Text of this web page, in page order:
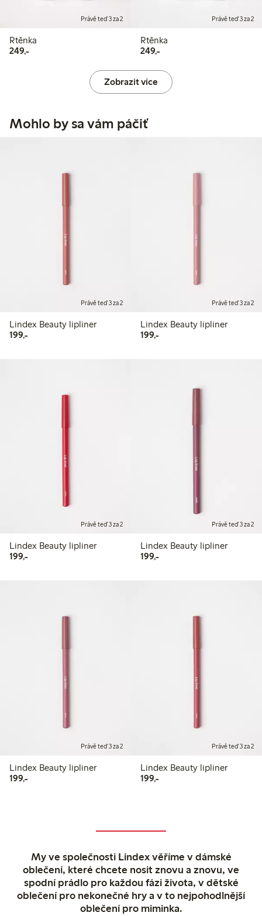
Právě teď 3 za 2
Rtěnka
249,-249,00 Kč
Právě teď 3 za 2
Rtěnka
249,-249,00 Kč
Zobrazit více
Mohlo by sa vám páčiť
Právě teď 3 za 2
Lindex Beauty lipliner
199,-199,00 Kč
Právě teď 3 za 2
Lindex Beauty lipliner
199,-199,00 Kč
Právě teď 3 za 2
Lindex Beauty lipliner
199,-199,00 Kč
Právě teď 3 za 2
Lindex Beauty lipliner
199,-199,00 Kč
Právě teď 3 za 2
Lindex Beauty lipliner
199,-199,00 Kč
Právě teď 3 za 2
Lindex Beauty lipliner
199,-199,00 Kč
My ve společnosti Lindex věříme v dámské
oblečení, které chcete nosit znovu a znovu, ve
spodní prádlo pro každou fázi života, v dětské
oblečení pro nekonečné hry a v to nejpohodlnější
oblečení pro miminka.